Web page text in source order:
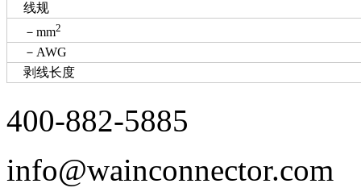
线规
－mm2
－AWG
剥线长度
400-882-5885
info@wainconnector.com